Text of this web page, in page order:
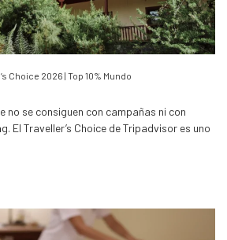
Choice 2026 | Top 10% Mundo
no se consiguen con campañas ni con
El Traveller’s Choice de Tripadvisor es uno